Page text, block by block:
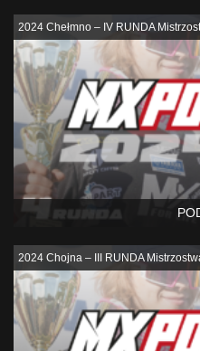
2024 Chełmno – IV RUNDA
2024 Chojna – III RUNDA